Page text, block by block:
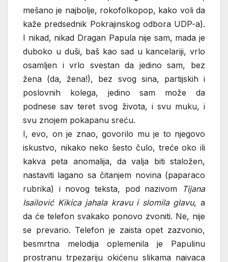
mešano je najbolje, rokofolkopop, kako voli da
kaže predsednik Pokrajinskog odbora UDP-a).
I nikad, nikad Dragan Papula nije sam, mada je
duboko u duši, baš kao sad u kancelariji, vrlo
osamljen i vrlo svestan da jedino sam, bez
žena (da, žena!), bez svog sina, partijskih i
poslovnih kolega, jedino sam može da
podnese sav teret svog života, i svu muku, i
svu znojem pokapanu sreću.
I, evo, on je znao, govorilo mu je to njegovo
iskustvo, nikako neko šesto čulo, treće oko ili
kakva peta anomalija, da valja biti staložen,
nastaviti lagano sa čitanjem novina (paparaco
rubrika) i novog teksta, pod nazivom
Tijana
Isailović Kikica jahala kravu i slomila glavu, a
da će telefon svakako ponovo zvoniti. Ne, nije
se prevario. Telefon je zaista opet zazvonio,
besmrtna melodija oplemenila je Papulinu
prostranu trpezariju okićenu slikama naivaca